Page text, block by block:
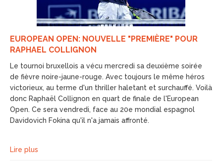
EUROPEAN OPEN: NOUVELLE "PREMIÈRE" POUR
RAPHAEL COLLIGNON
Le tournoi bruxellois a vécu mercredi sa deuxième soirée
de fièvre noire-jaune-rouge. Avec toujours le même héros
victorieux, au terme d'un thriller haletant et surchauffé. Voilà
donc Raphaël Collignon en quart de finale de l'European
Open. Ce sera vendredi, face au 20e mondial espagnol
Davidovich Fokina qu'il n'a jamais affronté.
Lire plus